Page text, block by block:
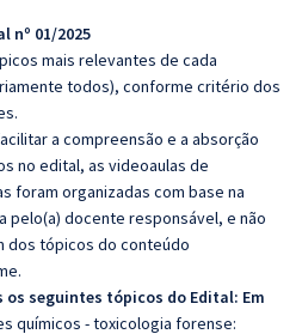
nº 01/2025
mais relevantes de cada
todos), conforme critério dos
a compreensão e a absorção
no edital, as videoaulas de
foram organizadas com base na
pelo(a) docente responsável, e não
dos tópicos do conteúdo
os seguintes tópicos do Edital: Em
químicos - toxicologia forense: